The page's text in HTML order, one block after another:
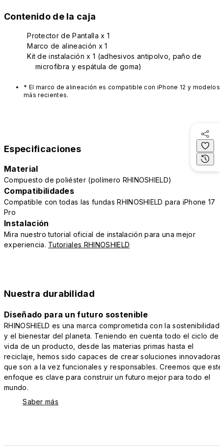
Contenido de la caja
Protector de Pantalla x 1
Marco de alineación x 1
Kit de instalación x 1 (adhesivos antipolvo, paño de
microfibra y espátula de goma)
* El marco de alineación es compatible con iPhone 12 y modelos
más recientes.
Especificaciones
Material
Compuesto de poliéster (polímero RHINOSHIELD)
Compatibilidades
Compatible con todas las fundas RHINOSHIELD para iPhone 17
Pro
Instalación
Mira nuestro tutorial oficial de instalación para una mejor
experiencia. Tutoriales RHINOSHIELD
Nuestra durabilidad
Diseñado para un futuro sostenible
RHINOSHIELD es una marca comprometida con la sostenibilidad
y el bienestar del planeta. Teniendo en cuenta todo el ciclo de
vida de un producto, desde las materias primas hasta el
reciclaje, hemos sido capaces de crear soluciones
que son a la vez funcionales y responsables. Creemos que
enfoque es clave para construir un futuro mejor para todo el
mundo.
Saber más